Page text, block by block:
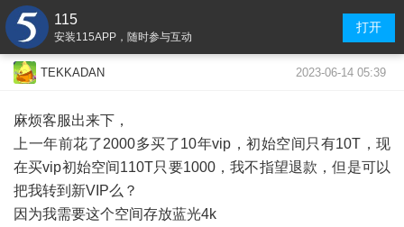
115
安装115APP，随时参与互动
打开
TEKKADAN 2023-06-14 05:39
麻烦客服出来下，
上一年前花了2000多买了10年vip，初始空间只有10T，现
在买vip初始空间110T只要1000，我不指望退款，但是可以
把我转到新VIP么？
因为我需要这个空间存放蓝光4k